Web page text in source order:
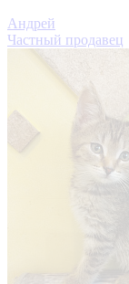
Андрей
Частный продавец